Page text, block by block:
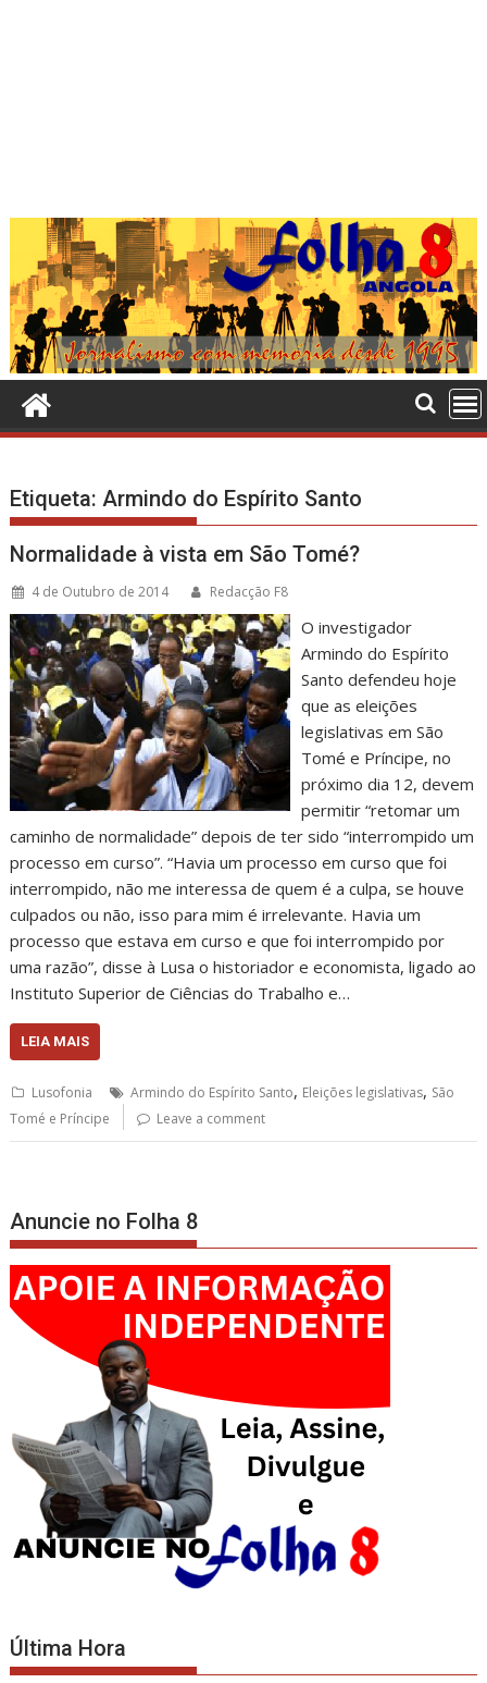
Etiqueta:Armindo do Espírito Santo
Normalidade à vista em São Tomé?
4 de Outubro de 2014 Redacção F8
O investigador
Armindo do Espírito
Santo defendeu hoje
que as eleições
legislativas em São
Tomé e Príncipe, no
próximo dia 12, devem
permitir “retomar um
caminho de normalidade” depois de ter sido “interrompido um
processo em curso”. “Havia um processo em curso que foi
interrompido, não me interessa de quem é a culpa, se houve
culpados ou não, isso para mim é irrelevante. Havia um
processo que estava em curso e que foi interrompido por
uma razão”, disse à Lusa o historiador e economista, ligado ao
Instituto Superior de Ciências do Trabalho e…
LEIA MAIS
Lusofonia Armindo do Espírito Santo, Eleições legislativas, São
Tomé e Príncipe
Leave a comment
Anuncie no Folha 8
Última Hora